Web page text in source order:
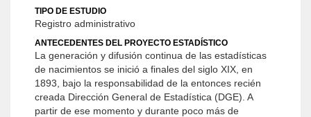
TIPO DE ESTUDIO
Registro administrativo
ANTECEDENTES DEL PROYECTO ESTADÍSTICO
La generación y difusión continua de las estadísticas
de nacimientos se inició a finales del siglo XIX, en
1893, bajo la responsabilidad de la entonces recién
creada Dirección General de Estadística (DGE). A
partir de ese momento y durante poco más de